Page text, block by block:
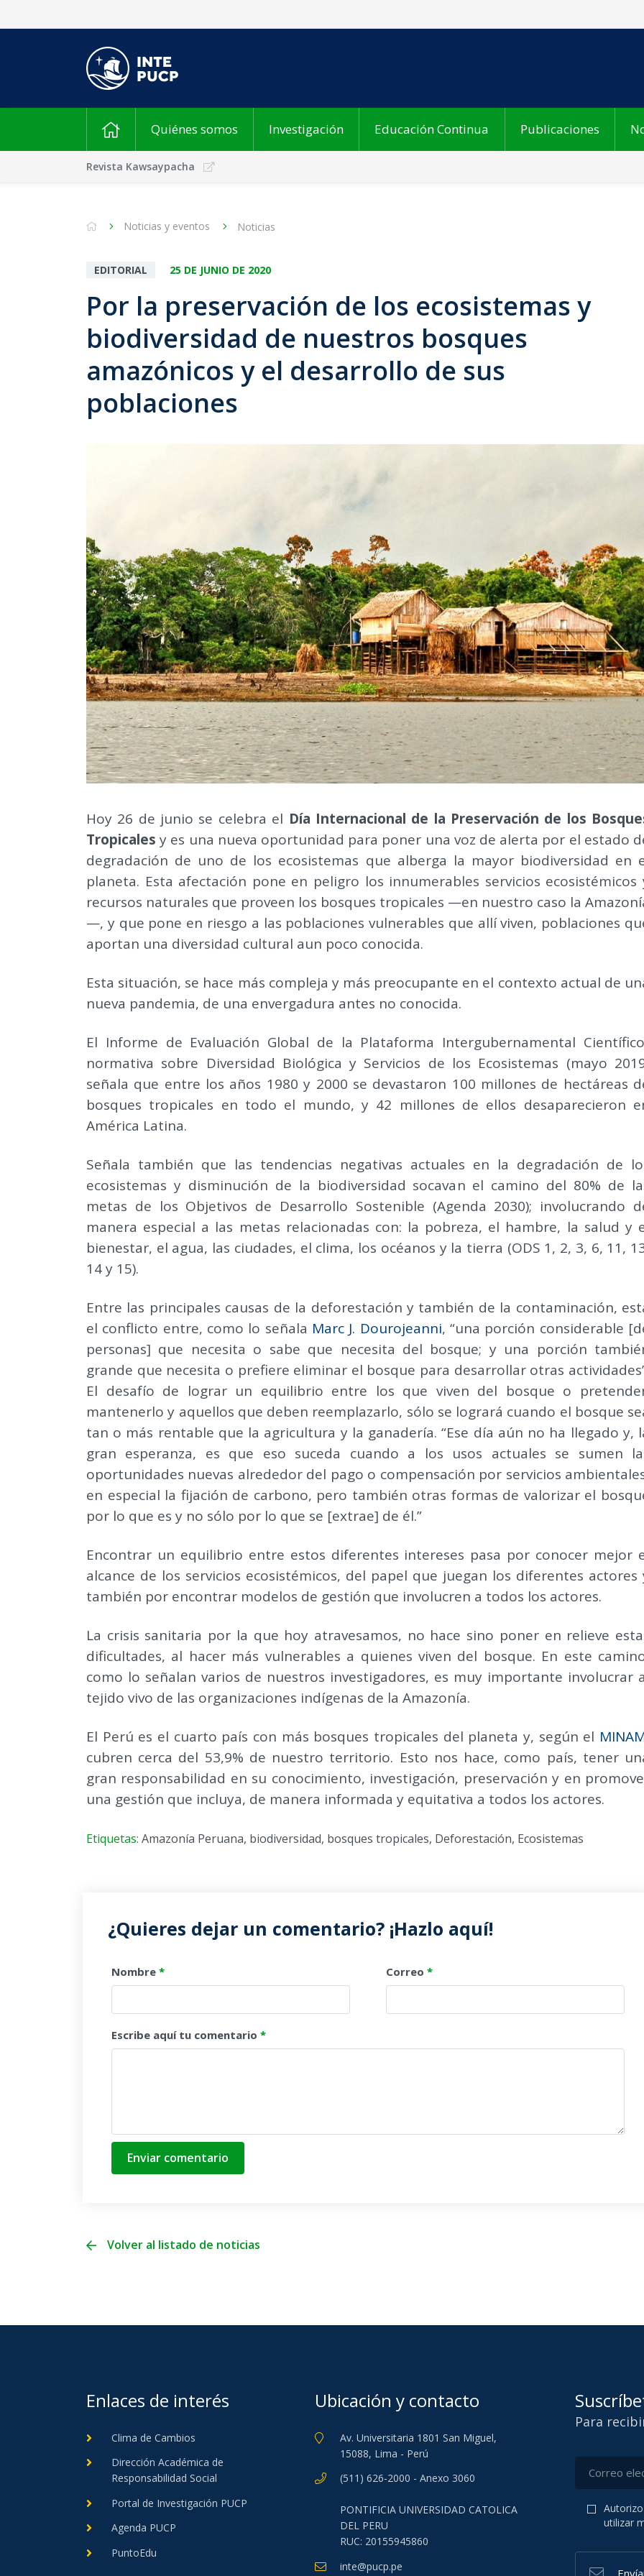
Quiénes somos Investigación Educación Continua Publicaciones
Revista Kawsaypacha
Noticias y eventos Noticias
EDITORIAL 25 DE JUNIO DE 2020
Por la preservación de los ecosistemas y
biodiversidad de nuestros bosques
amazónicos y el desarrollo de sus
poblaciones
Hoy 26 de junio se celebra el Día Internacional de la Preservación de los
Tropicales y es una nueva oportunidad para poner una voz de alerta por el estado
degradación de uno de los ecosistemas que alberga la mayor biodiversidad en
planeta. Esta afectación pone en peligro los innumerables servicios ecosistémicos
recursos naturales que proveen los bosques tropicales —en nuestro caso la
—, y que pone en riesgo a las poblaciones vulnerables que allí viven, poblaciones
aportan una diversidad cultural aun poco conocida.
Esta situación, se hace más compleja y más preocupante en el contexto actual de
nueva pandemia, de una envergadura antes no conocida.
El Informe de Evaluación Global de la Plataforma Intergubernamental
normativa sobre Diversidad Biológica y Servicios de los Ecosistemas (mayo
señala que entre los años 1980 y 2000 se devastaron 100 millones de hectáreas
bosques tropicales en todo el mundo, y 42 millones de ellos desaparecieron
América Latina.
Señala también que las tendencias negativas actuales en la degradación de
ecosistemas y disminución de la biodiversidad socavan el camino del 80% de
metas de los Objetivos de Desarrollo Sostenible (Agenda 2030); involucrando
manera especial a las metas relacionadas con: la pobreza, el hambre, la salud y
bienestar, el agua, las ciudades, el clima, los océanos y la tierra (ODS 1, 2, 3, 6, 11,
14 y 15).
Entre las principales causas de la deforestación y también de la contaminación,
el conflicto entre, como lo señala Marc J. Dourojeanni, “una porción considerable
personas] que necesita o sabe que necesita del bosque; y una porción
grande que necesita o prefiere eliminar el bosque para desarrollar otras
El desafío de lograr un equilibrio entre los que viven del bosque o
mantenerlo y aquellos que deben reemplazarlo, sólo se logrará cuando el bosque
tan o más rentable que la agricultura y la ganadería. “Ese día aún no ha llegado y,
gran esperanza, es que eso suceda cuando a los usos actuales se sumen
oportunidades nuevas alrededor del pago o compensación por servicios
en especial la fijación de carbono, pero también otras formas de valorizar el
por lo que es y no sólo por lo que se [extrae] de él.”
Encontrar un equilibrio entre estos diferentes intereses pasa por conocer mejor
alcance de los servicios ecosistémicos, del papel que juegan los diferentes actores
también por encontrar modelos de gestión que involucren a todos los actores.
La crisis sanitaria por la que hoy atravesamos, no hace sino poner en relieve
dificultades, al hacer más vulnerables a quienes viven del bosque. En este
como lo señalan varios de nuestros investigadores, es muy importante involucrar
tejido vivo de las organizaciones indígenas de la Amazonía.
El Perú es el cuarto país con más bosques tropicales del planeta y, según el
cubren cerca del 53,9% de nuestro territorio. Esto nos hace, como país, tener
gran responsabilidad en su conocimiento, investigación, preservación y en
una gestión que incluya, de manera informada y equitativa a todos los actores.
Etiquetas: Amazonía Peruana, biodiversidad, bosques tropicales, Deforestación, Ecosistemas
¿Quieres dejar un comentario? ¡Hazlo aquí!
Nombre * Correo *
Escribe aquí tu comentario *
Enviar comentario
Volver al listado de noticias
Enlaces de interés
Clima de Cambios
Dirección Académica de
Responsabilidad Social
Portal de Investigación PUCP
Agenda PUCP
PuntoEdu
Ubicación y contacto
Av. Universitaria 1801 San Miguel,
15088, Lima - Perú
(511) 626-2000 - Anexo 3060
PONTIFICIA UNIVERSIDAD CATOLICA
DEL PERU
RUC: 20155945860
inte@pucp.pe
Para
utilizar